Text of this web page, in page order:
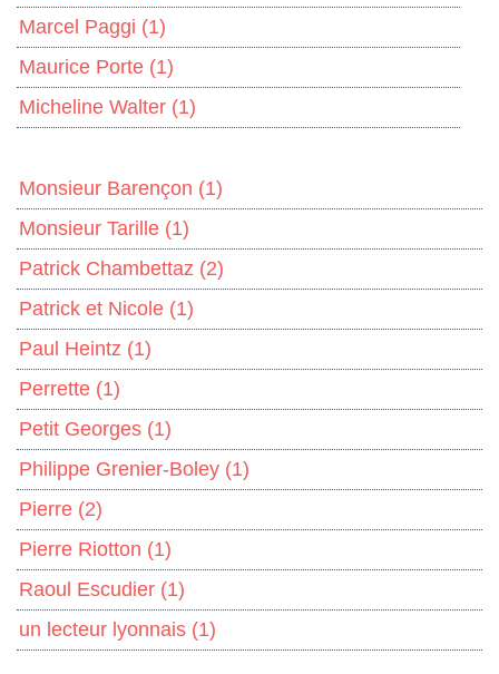
Marcel Paggi (1)
Maurice Porte (1)
Micheline Walter (1)
Monsieur Barençon (1)
Monsieur Tarille (1)
Patrick Chambettaz (2)
Patrick et Nicole (1)
Paul Heintz (1)
Perrette (1)
Petit Georges (1)
Philippe Grenier-Boley (1)
Pierre (2)
Pierre Riotton (1)
Raoul Escudier (1)
un lecteur lyonnais (1)